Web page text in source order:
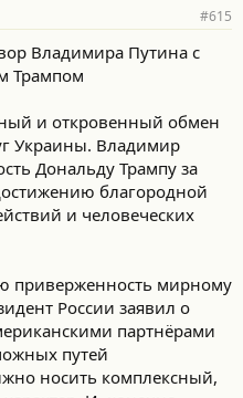
#615
Владимира Путина с
Трампом
и откровенный обмен
Украины. Владимир
Дональду Трампу за
благородной
и человеческих
приверженность мирному
России заявил о
партнёрами
путей
носить комплексный,